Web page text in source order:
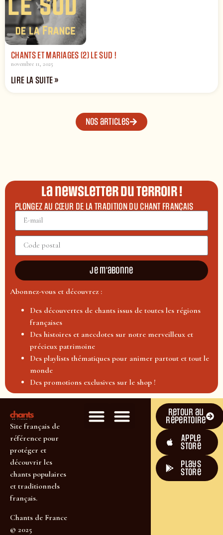
CHANTS ET MARIAGES (2) LE SUD !
novembre 11, 2025
LIRE LA SUITE »
Nos articles
La newsletter du terroir !
PLONGEZ AU CŒUR DE LA TRADITION DU CHANT FRANÇAIS
Je m'abonne
Abonnez-vous et découvrez :
Des découvertes de chants issus de toutes les régions
françaises
Des histoires et anecdotes sur notre merveilleux et
précieux patrimoine
Des playlists thématiques pour animer partout et tout le
monde
Des promotions exclusives sur le shop !
Site français de
référence pour
protéger et
découvrir les
chants populaires
et traditionnels
français.
Chants de France
© 2025
Retour au
répertoire
Apple
Store
plays
store